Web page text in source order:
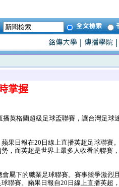
掌握
英格蘭超級足球盃聯賽，讓台灣足球
果日報在20日線上直播英超足球聯賽
，而英超是世界上最多人收看的聯賽
屬下的職業足球聯賽。賽事競爭激烈
聯賽。蘋果日報自20日線上直播英超